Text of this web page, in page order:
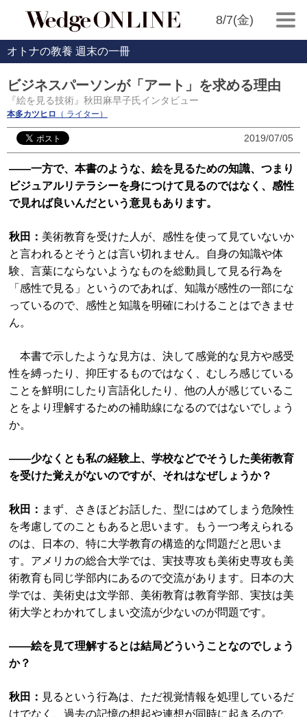
8/7(金)
オトナの教養 週末の一冊
ビジネスパーソンが「アート」を求める理由
『絵を見る技術』秋田麻早子氏インタビュー
本多カツヒロ （ ライター）
2019/07/05
――一方で、本書のような、絵を見るための知識、つまり
ビジュアルリテラシーを身につけて見るのではなく、感性
で見れば良いんだという意見もあります。
秋田： 美術教育を受けた人が、感性を使って見ていないか
と言われるとそうとは言い切れません。自身の知識や体
験、言葉にならないようなものを総動員して見る行為を
「感性で見る」というのであれば、知識が感性の一部にな
っているので、感性と知識を明確にわけることはできませ
ん。
本書で示したような見方は、決して感覚的な見方や感受
性を縛ったり、抑圧するものではなく、むしろ感じている
ことを鮮明にしたり言語化したり、他の人が感じているこ
とをより理解するための補助線になるのではないでしょう
か。
――少なくとも私の経験上、学校などでそうした美術教育
を受けた覚えがないのですが、それはなぜしょうか？
秋田： まず、さきほどお話した、型にはめてしまう危険性
を考慮してのこともあると思います。もう一つ考えられる
のは、日本の、特に大学教育の構造的な問題だと思いま
す。アメリカの総合大学では、実技専攻も美術史専攻も美
術教育も同じ学部内にあるので交流があります。日本の大
学では、美術史は文学部、美術教育は教育学部、実技は美
術大学とわかれてしまい交流が少ないのが問題です。
――絵を見て理解するとは結局どういうことなのでしょう
か？
秋田： 見るという行為は、ただ視覚情報を処理しているだ
けでなく、過去の記憶の想起や連想が同時に起きるので、